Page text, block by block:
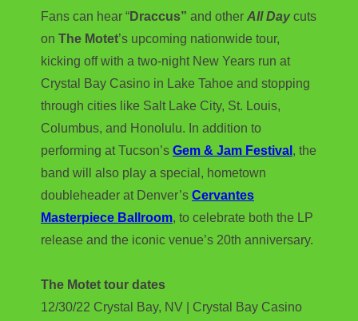
Fans can hear “Draccus” and other All Daycuts
on The Motet’s upcoming nationwide tour,
kicking off with a two-night New Years run at
Crystal Bay Casino in Lake Tahoe and stopping
through cities like Salt Lake City, St. Louis,
Columbus, and Honolulu. In addition to
performing at Tucson’s Gem & Jam Festival , the
band will also play a special, hometown
doubleheader at Denver’s Cervantes
Masterpiece Ballroom, to celebrate both the LP
release and the iconic venue’s 20th anniversary.
The Motet tour dates
12/30/22 Crystal Bay, NV | Crystal Bay Casino